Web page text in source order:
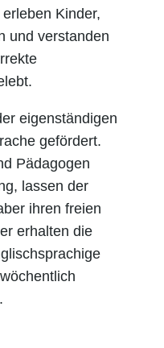
Kinder,
und verstanden
eigenständigen
gefördert.
Pädagogen
lassen der
ihren freien
erhalten die